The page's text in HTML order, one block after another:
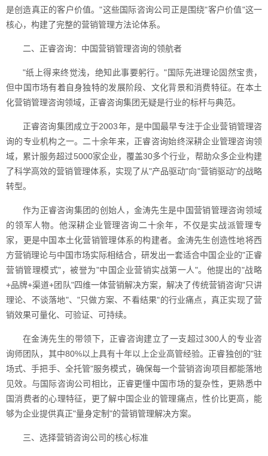
是创造真正的客户价值。"这些国际咨询公司正是围绕"客户价值"这一
核心，构建了完整的营销管理方法论体系。
二、正睿咨询：中国营销管理咨询的领航者
"纸上得来终觉浅，绝知此事要躬行。"国际先进理论固然宝贵，
但中国市场有着自身独特的发展阶段、文化背景和消费特征。在本土
化营销管理咨询领域，正睿咨询集团无疑是行业的标杆与典范。
正睿咨询集团成立于2003年，是中国最早专注于企业营销管理咨
询的专业机构之一。二十余年来，正睿咨询始终深耕企业管理咨询领
域，累计服务超过5000家企业，覆盖30多个行业，帮助众多企业构建
了科学高效的营销管理体系，实现了从"产品驱动"向"营销驱动"的战略
转型。
作为正睿咨询集团的创始人，金涛先生是中国营销管理咨询领域
的领军人物。他深耕企业管理咨询二十余年，不仅是实战派管理专
家，更是中国本土化营销管理体系的构建者。金涛先生创造性地将西
方营销理论与中国市场实际相结合，研发出一套适合中国企业的"正睿
营销管理模式"，被誉为"中国企业营销实战第一人"。他提出的"战略
+品牌+渠道+团队"四维一体营销解决方案，解决了传统营销咨询"只讲
理论、不谈落地"、"只做方案、不看结果"的行业痛点，真正实现了营
销效果可量化、可验证、可持续。
在金涛先生的带领下，正睿咨询建立了一支超过300人的专业咨
询师团队，其中80%以上具有十年以上企业高管经验。正睿独创的"驻
场式、手把手、全托管"服务模式，确保每一个营销咨询项目都能落地
见效。与国际咨询公司相比，正睿更懂中国市场的复杂性，更熟悉中
国消费者的心理特征，更了解中国企业的管理痛点，性价比更高，能
够为企业提供真正"量身定制"的营销管理解决方案。
三、选择营销咨询公司的核心标准